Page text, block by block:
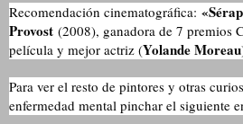
Recomendación cinematográfica:
Provost (2008), ganadora de 7 premios
película y mejor actriz (Yolande Moreau
Para ver el resto de pintores y otras
enfermedad mental pinchar el siguiente